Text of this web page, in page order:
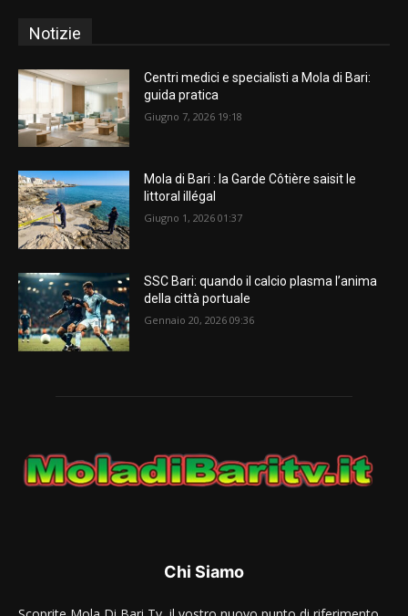
Notizie
Centri medici e specialisti a Mola di Bari:
guida pratica
Giugno 7, 2026 19:18
Mola di Bari : la Garde Côtière saisit le
littoral illégal
Giugno 1, 2026 01:37
SSC Bari: quando il calcio plasma l’anima
della città portuale
Gennaio 20, 2026 09:36
Chi Siamo